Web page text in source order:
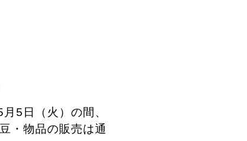
5日（火）の間、
・物品の販売は通